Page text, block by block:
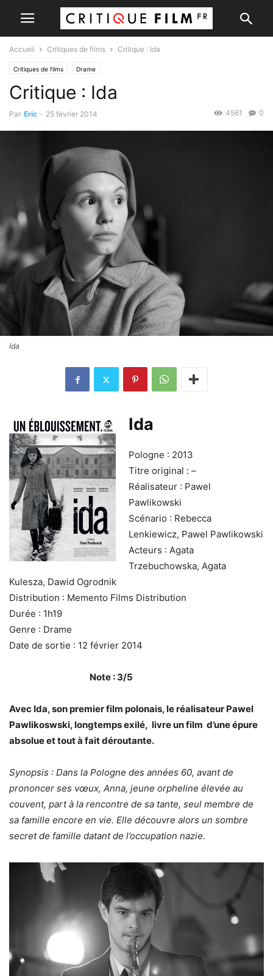
Accueil Critiques de films Critique : Ida
Critiques de films Drame
Critique : Ida
Par Eric - 25 février 2014 0
4561
Ida
Ida
Pologne : 2013
Titre original : –
Réalisateur : Pawel
Pawlikowski
Scénario : Rebecca
Lenkiewicz, Pawel Pawlikowski
Acteurs : Agata
Trzebuchowska, Agata
Kulesza, Dawid Ogrodnik
Distribution : Memento Films Distribution
Durée : 1h19
Genre : Drame
Date de sortie : 12 février 2014
Note : 3/5
Avec Ida, son premier film polonais, le réalisateur Pawel
Pawlikoswski, longtemps exilé, livre un film d’une épure
absolue et tout à fait déroutante.
Synopsis : Dans la Pologne des années 60, avant de
prononcer ses vœux, Anna, jeune orpheline élevée au
couvent, part à la rencontre de sa tante, seul membre de
sa famille encore en vie. Elle découvre alors un sombre
secret de famille datant de l’occupation nazie.